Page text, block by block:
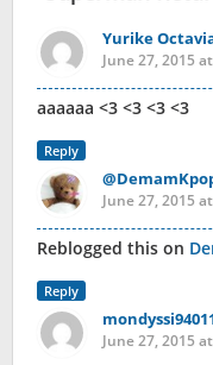
Yurike
June 27, 2015
aaaaaa <3 <3 <3 <3
Reply
June 27, 2015
Reblogged this on
Reply
June 27, 2015